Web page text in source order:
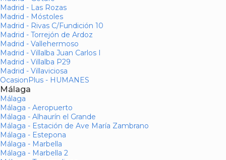
Madrid - Las Rozas
Madrid - Móstoles
Madrid - Rivas C/Fundición 10
Madrid - Torrejón de Ardoz
Madrid - Vallehermoso
Madrid - Villalba Juan Carlos I
Madrid - Villalba P29
Madrid - Villaviciosa
OcasionPlus - HUMANES
Málaga
Málaga
Málaga - Aeropuerto
Málaga - Alhaurín el Grande
Málaga - Estación de Ave María Zambrano
Málaga - Estepona
Málaga - Marbella
Málaga - Marbella 2